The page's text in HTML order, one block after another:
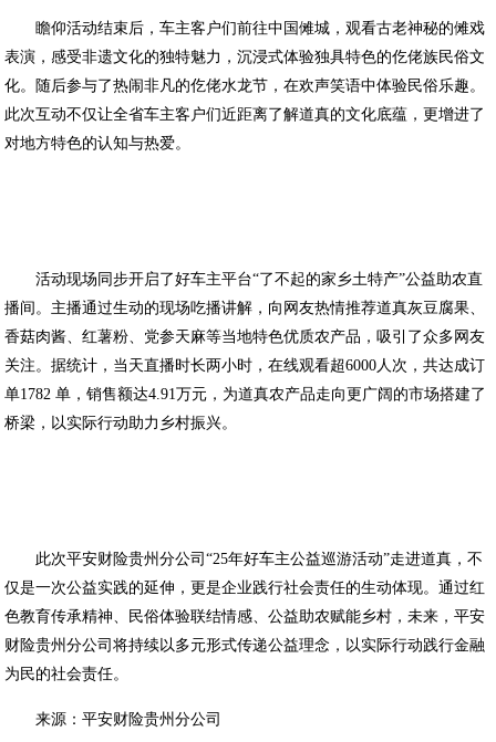
瞻仰活动结束后，车主客户们前往中国傩城，观看古老神秘的傩戏
表演，感受非遗文化的独特魅力，沉浸式体验独具特色的仡佬族民俗文
化。随后参与了热闹非凡的仡佬水龙节，在欢声笑语中体验民俗乐趣。
此次互动不仅让全省车主客户们近距离了解道真的文化底蕴，更增进了
对地方特色的认知与热爱。
活动现场同步开启了好车主平台“了不起的家乡土特产”公益助农直
播间。主播通过生动的现场吃播讲解，向网友热情推荐道真灰豆腐果、
香菇肉酱、红薯粉、党参天麻等当地特色优质农产品，吸引了众多网友
关注。据统计，当天直播时长两小时，在线观看超6000人次，共达成订
单1782 单，销售额达4.91万元，为道真农产品走向更广阔的市场搭建了
桥梁，以实际行动助力乡村振兴。
此次平安财险贵州分公司“25年好车主公益巡游活动”走进道真，不
仅是一次公益实践的延伸，更是企业践行社会责任的生动体现。通过红
色教育传承精神、民俗体验联结情感、公益助农赋能乡村，未来，平安
财险贵州分公司将持续以多元形式传递公益理念，以实际行动践行金融
为民的社会责任。
来源：平安财险贵州分公司